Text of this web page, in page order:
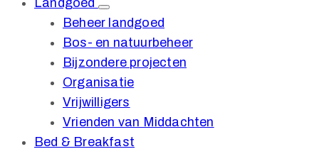
Landgoed
Beheer landgoed
Bos- en natuurbeheer
Bijzondere projecten
Organisatie
Vrijwilligers
Vrienden van Middachten
Bed & Breakfast